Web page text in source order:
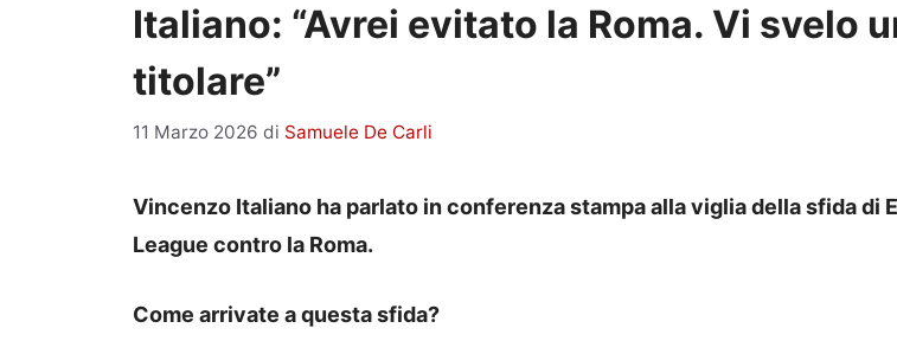
Italiano: “Avrei evitato la Roma. Vi svelo
titolare”
11 Marzo 2026 di Samuele De Carli
Vincenzo Italiano ha parlato in conferenza stampa alla viglia della sfida di
League contro la Roma.
Come arrivate a questa sfida?